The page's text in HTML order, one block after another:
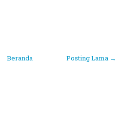
Posting Lama →
Beranda